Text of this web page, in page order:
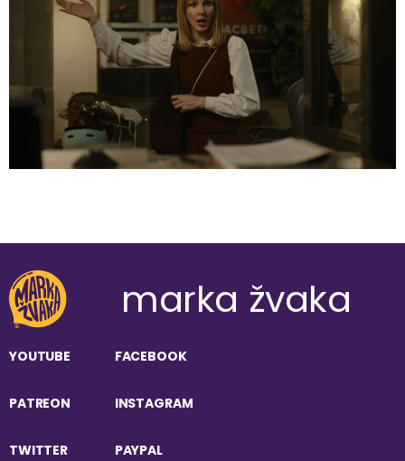
marka žvaka
YOUTUBE FACEBOOK
PATREON INSTAGRAM
TWITTER PAYPAL